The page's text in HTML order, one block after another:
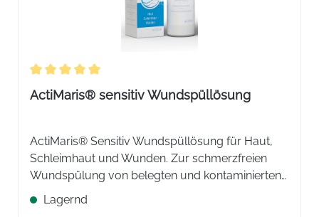
Durchschnittliche Bewertung von 5 von 5 Sternen
ActiMaris® sensitiv Wundspüllösung
ActiMaris® Sensitiv Wundspüllösung für Haut,
Schleimhaut und Wunden. Zur schmerzfreien
Wundspülung von belegten und kontaminierten
Wunden. Für die Reinigung und Befeuchtung
empfindlicher und irritierter Haut und
Lagernd